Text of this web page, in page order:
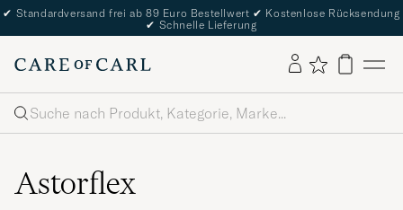
✔ Standardversand frei ab 89 Euro Bestellwert ✔ Kostenlose Rücksendung
✔ Schnelle Lieferung
Suche
Astorflex